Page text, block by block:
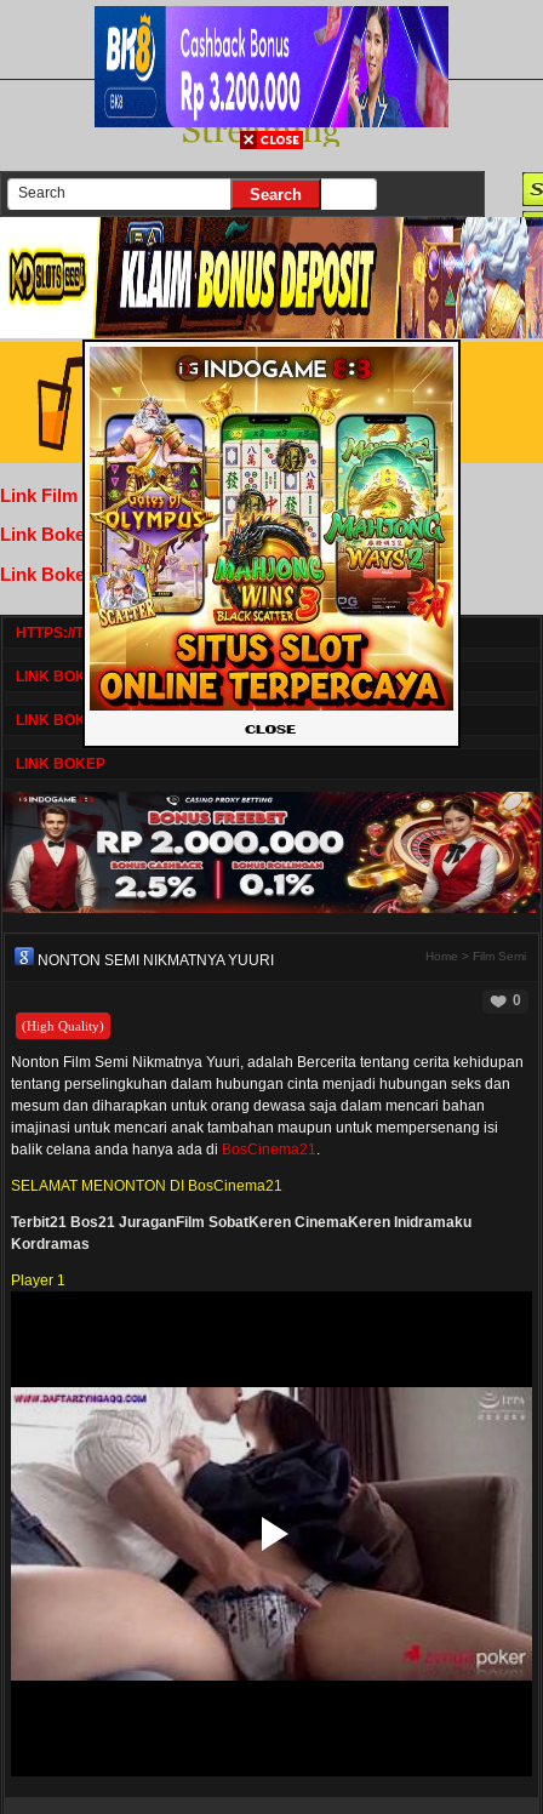
There are currently 25616 movies on our website
Login
Link Film Dewasa
Link Bokep Indofilm
Link Bokep FilmNikmat
HTTPS://TV1.BOSKU21.CAM/
LINK BOKEP DRAMASERIAL
LINK BOKEP
LINK BOKEP
NONTON SEMI NIKMATNYA YUURI Home > Film Semi
0
(High Quality)
Nonton Film Semi Nikmatnya Yuuri, adalah Bercerita tentang cerita kehidupan
tentang perselingkuhan dalam hubungan cinta menjadi hubungan seks dan
mesum dan diharapkan untuk orang dewasa saja dalam mencari bahan
imajinasi untuk mencari anak tambahan maupun untuk mempersenang isi
balik celana anda hanya ada di BosCinema21.
SELAMAT MENONTON DI BosCinema21
Terbit21 Bos21 JuraganFilm SobatKeren CinemaKeren Inidramaku
Kordramas
Player 1